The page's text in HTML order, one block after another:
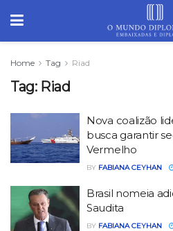
Home Tag Riad
Tag: Riad
Nova coalizão
busca garantir
Vermelho
BY FABIANA CEYHAN
Brasil nomeia
Saudita
BY FABIANA CEYHAN